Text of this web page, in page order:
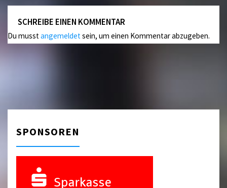
SCHREIBE EINEN KOMMENTAR
Du musstangemeldetsein, um einen Kommentar abzugeben.
SPONSOREN